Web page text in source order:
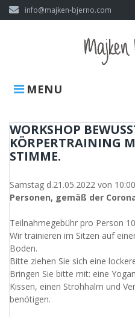
Skip
to
info@majken-bjerno.com
MENU
WORKSHOP
KÖRPERTRAINING
STIMME.
Samstag d.21.05.2022 von
Personen, gemäß der
Teilnahmegebühr pro Person
Wir trainieren im Sitzen auf
Boden.
Bitte ziehen Sie sich eine
Bringen Sie bitte mit: eine
Kissen, einen Strohhalm und
benötigen.